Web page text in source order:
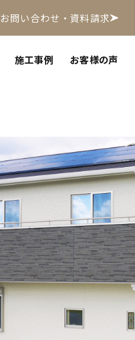
お問い合わせ・資料請求
施工事例 お客様の声